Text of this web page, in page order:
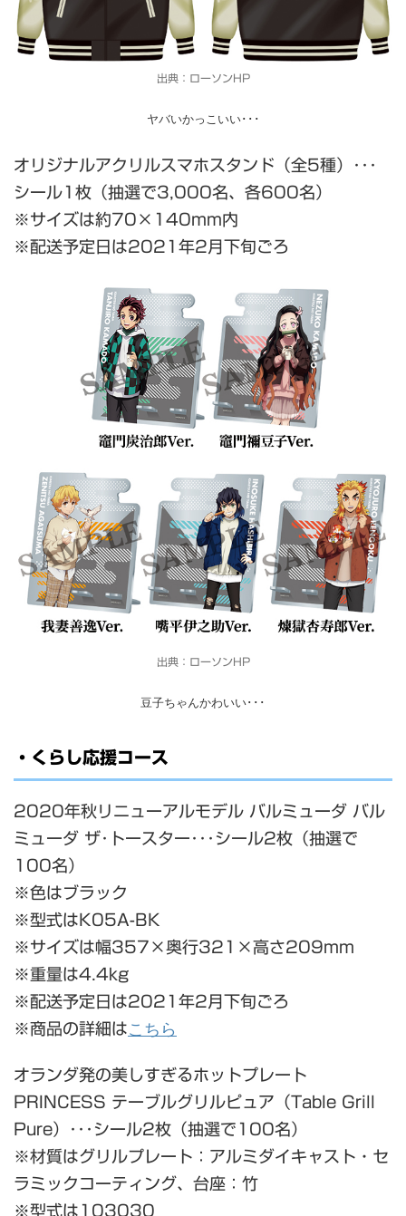
出典：ローソンHP
ヤバいかっこいい･･･
オリジナルアクリルスマホスタンド（全5種）･･･
シール1枚（抽選で3,000名、各600名）
※サイズは約70×140mm内
※配送予定日は2021年2月下旬ごろ
出典：ローソンHP
豆子ちゃんかわいい･･･
・くらし応援コース
2020年秋リニューアルモデル バルミューダ バル
ミューダ ザ･トースター･･･シール2枚（抽選で
100名）
※色はブラック
※型式はK05A-BK
※サイズは幅357×奥行321×高さ209mm
※重量は4.4kg
※配送予定日は2021年2月下旬ごろ
※商品の詳細はこちら
オランダ発の美しすぎるホットプレート
PRINCESS テーブルグリルピュア（Table Grill
Pure）･･･シール2枚（抽選で100名）
※材質はグリルプレート：アルミダイキャスト・セ
ラミックコーティング、台座：竹
※型式は103030